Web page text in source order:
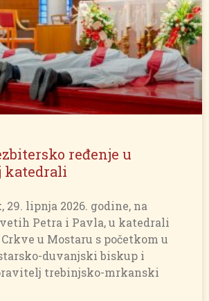
ređenje u
katedrali
29. lipnja 2026. godine, na
Petra i Pavla, u katedrali
u Mostaru s početkom u
duvanjski biskup i
trebinjsko-mrkanski